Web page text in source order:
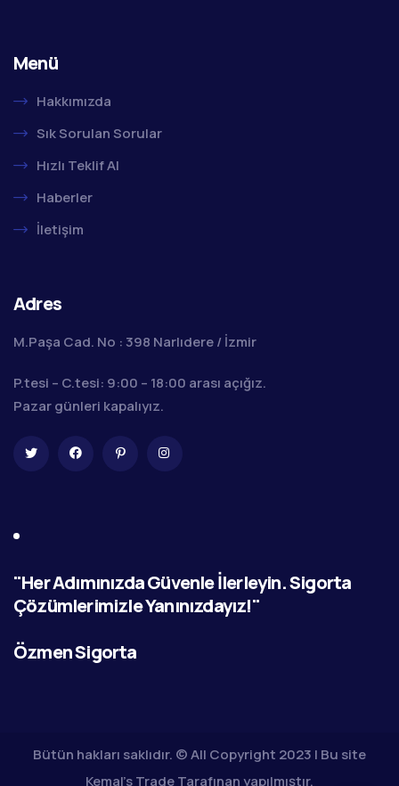
Menü
Hakkımızda
Sık Sorulan Sorular
Hızlı Teklif Al
Haberler
İletişim
Adres
M.Paşa Cad. No : 398 Narlıdere / İzmir
P.tesi – C.tesi: 9:00 – 18:00 arası açığız.
Pazar günleri kapalıyız.
"Her Adımınızda Güvenle İlerleyin. Sigorta
Çözümlerimizle Yanınızdayız!"
Özmen Sigorta
Bütün hakları saklıdır. © All Copyright 2023 | Bu site
Kemal's TradeTarafınan yapılmıştır.